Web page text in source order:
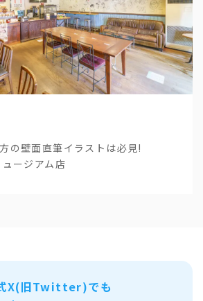
の壁面直筆イラストは必見!
ージアム店
X(旧Twitter)でも